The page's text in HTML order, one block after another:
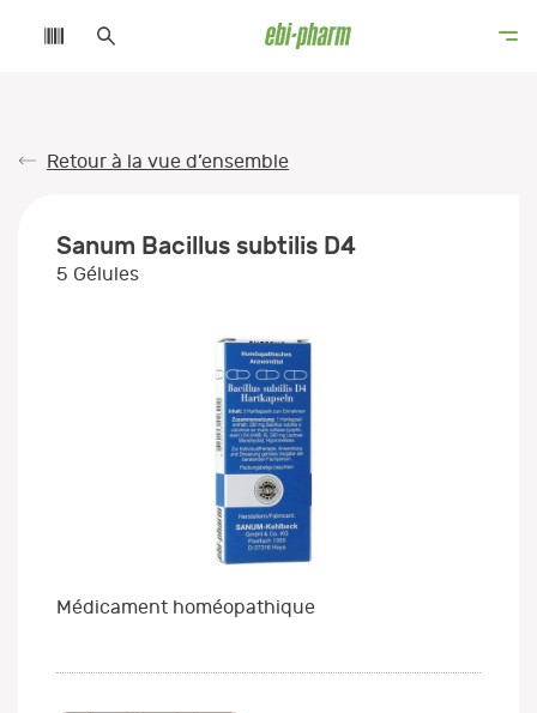
Retour à la vue d’ensemble
Sanum Bacillus subtilis D4
5 Gélules
Médicament homéopathique